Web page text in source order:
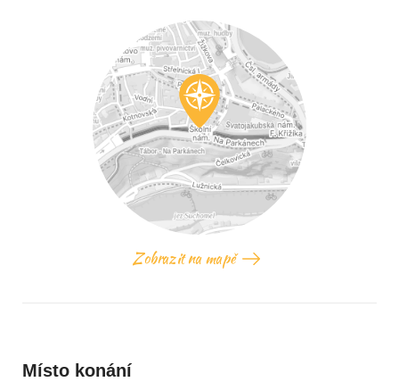
Zobrazit na mapě
Místo konání